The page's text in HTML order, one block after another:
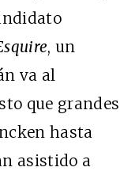
, un
va al
que grandes
hasta
asistido a